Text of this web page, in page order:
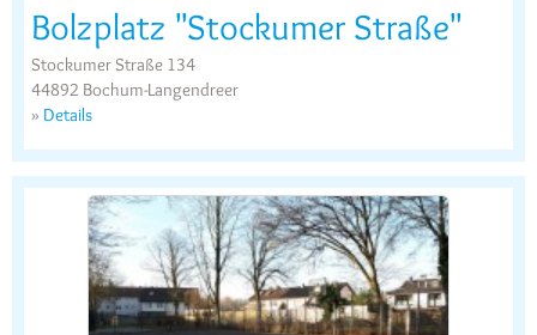
Bolzplatz "Stockumer Straße"
Stockumer Straße 134
44892 Bochum-Langendreer
» Details